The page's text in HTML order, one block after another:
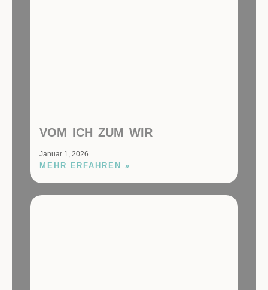
VOM ICH ZUM WIR
Januar 1, 2026
MEHR ERFAHREN »